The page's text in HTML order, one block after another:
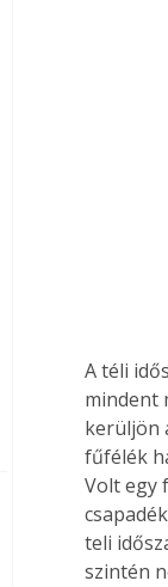
A téli
mindent
kerüljön
fűfélék
Volt egy
teli
szintén